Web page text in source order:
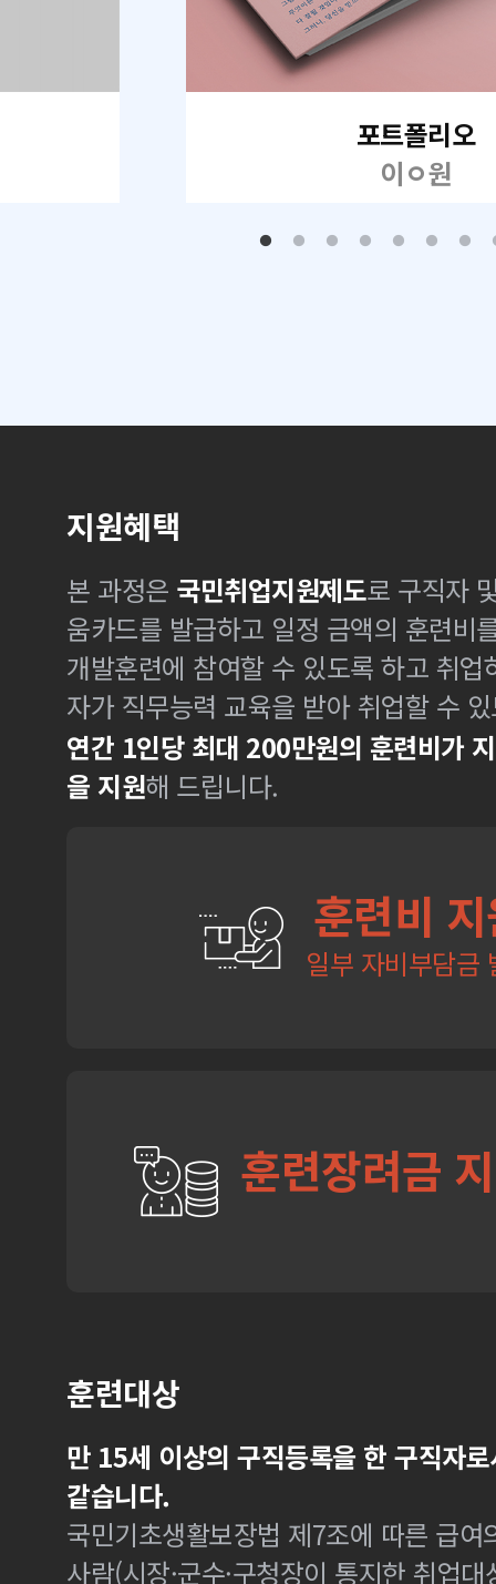
포트폴리오
이ㅇ원
지원혜택
본 과정은 국민취업지원제도로 구직자
움카드를 발급하고 일정 금액의 훈련비
개발훈련에 참여할 수 있도록 하고 취
자가 직무능력 교육을 받아 취업할 수
연간 1인당 최대 200만원의 훈련비가
을 지원해 드립니다.
훈련비
일부 자비부담금
훈련장려금
훈련대상
만 15세 이상의 구직등록을 한 구직자
같습니다.
국민기초생활보장법 제7조에 따른 급
사람(시장·군수·구청장이 통지한 취업